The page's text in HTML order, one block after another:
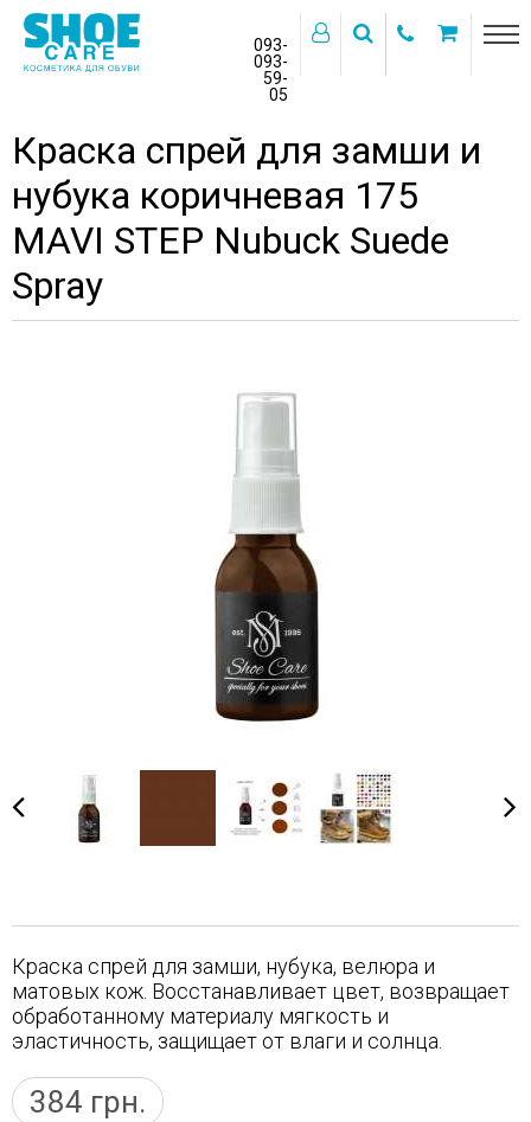
093-
093-
59-
05
Краска спрей для замши и
нубука коричневая 175
MAVI STEP Nubuck Suede
Spray
Краска спрей для замши, нубука, велюра и
матовых кож. Восстанавливает цвет, возвращает
обработанному материалу мягкость и
эластичность, защищает от влаги и солнца.
384 грн.